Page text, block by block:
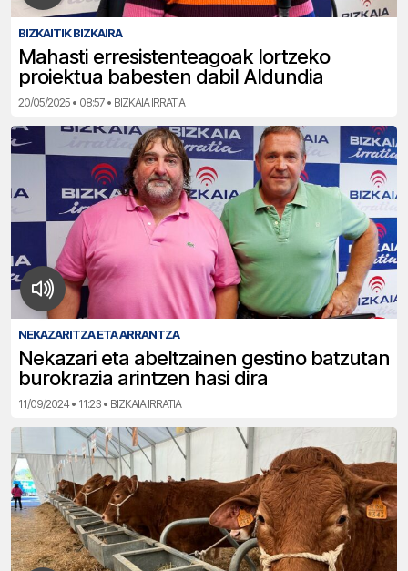
BIZKAITIK BIZKAIRA
Mahasti erresistenteagoak lortzeko
proiektua babesten dabil Aldundia
20/05/2025 • 08:57 • BIZKAIA IRRATIA
NEKAZARITZA ETA ARRANTZA
Nekazari eta abeltzainen gestino batzutan
burokrazia arintzen hasi dira
11/09/2024 • 11:23 • BIZKAIA IRRATIA